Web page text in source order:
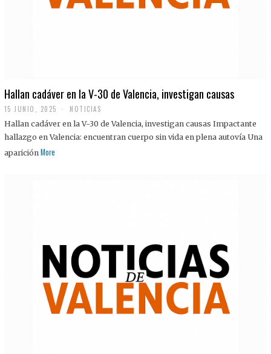
Hallan cadáver en la V-30 de Valencia, investigan causas
15 JUNIO, 2025 NOTICIAS
Hallan cadáver en la V-30 de Valencia, investigan causas Impactante
hallazgo en Valencia: encuentran cuerpo sin vida en plena autovía Una
aparición More